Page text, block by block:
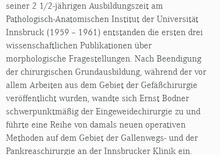
seiner 2 1/2-jährigen Ausbildungszeit am
Pathologisch-Anatomischen Institut der Universität
Innsbruck (1959 – 1961) entstanden die ersten drei
wissenschaftlichen Publikationen über
morphologische Fragestellungen. Nach Beendigung
der chirurgischen Grundausbildung, während der vor
allem Arbeiten aus dem Gebiet der Gefäßchirurgie
veröffentlicht wurden, wandte sich Ernst Bodner
schwerpunktmäßig der Eingeweidechirurgie zu und
führte eine Reihe von damals neuen operativen
Methoden auf dem Gebiet der Gallenwegs- und der
Pankreaschirurgie an der Innsbrucker Klinik ein.